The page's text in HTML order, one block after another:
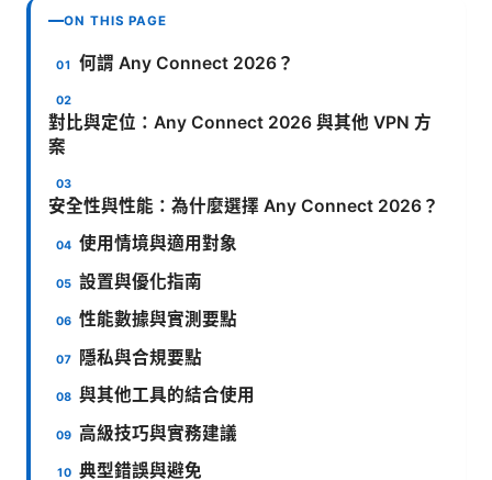
ON THIS PAGE
何謂 Any Connect 2026？
對比與定位：Any Connect 2026 與其他 VPN 方
案
安全性與性能：為什麼選擇 Any Connect 2026？
使用情境與適用對象
設置與優化指南
性能數據與實測要點
隱私與合規要點
與其他工具的結合使用
高級技巧與實務建議
典型錯誤與避免